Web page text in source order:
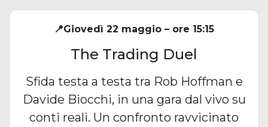
📍Giovedì 22 maggio – ore 15:15
The Trading Duel
Sfida testa a testa tra Rob Hoffman e
Davide Biocchi, in una gara dal vivo su
conti reali. Un confronto ravvicinato